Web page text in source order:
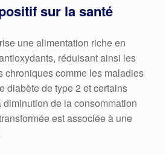
sur la santé
une alimentation riche en
réduisant ainsi les
chroniques comme les maladies
diabète de type 2 et certains
de la consommation
est associée à une